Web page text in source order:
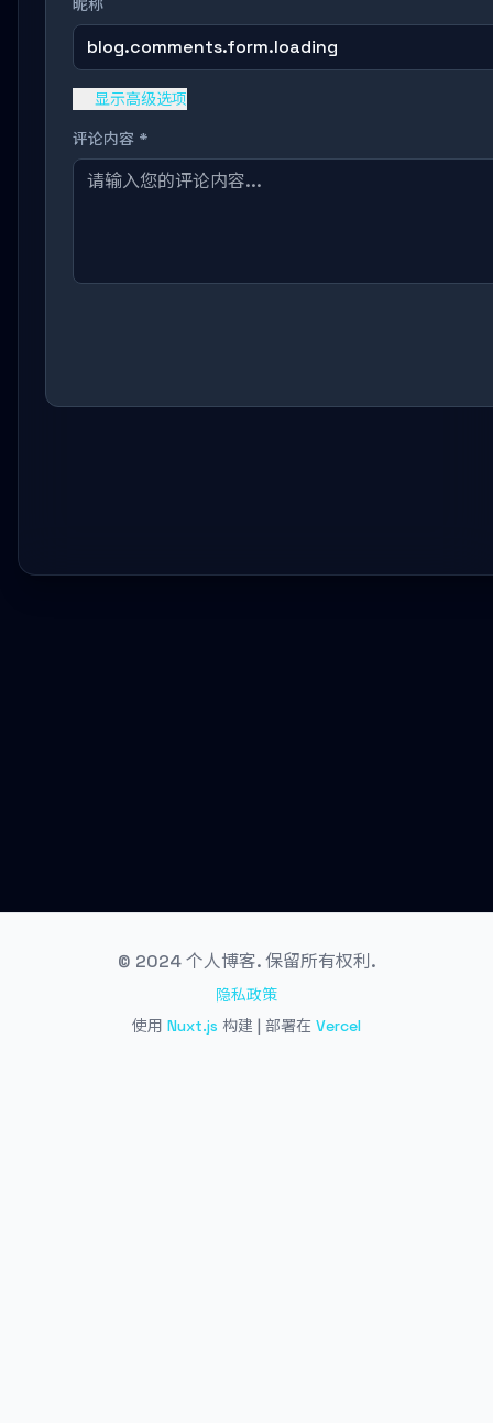
昵称
blog.comments.form.loading
显示高级选项
评论内容 *
© 2024 个人博客. 保留所有权利.
隐私政策
使用 Nuxt.js 构建 | 部署在 Vercel